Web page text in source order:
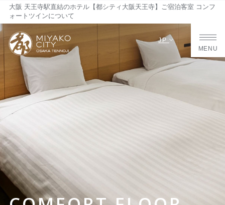
大阪 天王寺駅直結のホテル【都シティ大阪天王寺】ご宿泊客室 コンフ
ォートツインについて
JP
MENU